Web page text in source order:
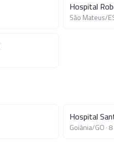
Hospital
São Mateus/
Hospital
Goiânia/GO ·8